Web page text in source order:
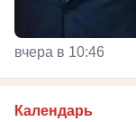
вчера в 10:46
Календарь